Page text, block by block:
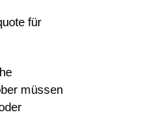
für
müssen